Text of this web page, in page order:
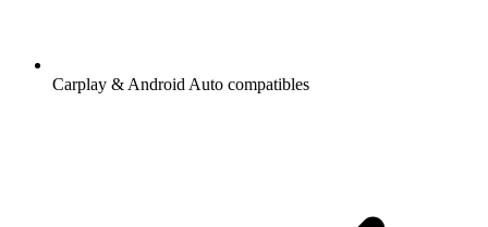
Carplay & Android Auto compatibles